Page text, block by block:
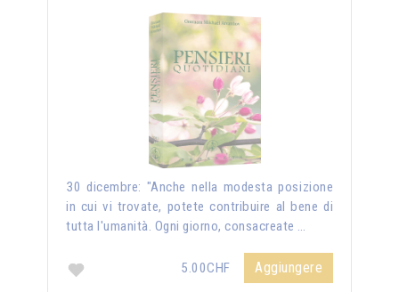
30 dicembre: "Anche nella modesta posizione
in cui vi trovate, potete contribuire al bene di
tutta l'umanità. Ogni giorno, consacreate …
5.00CHF Aggiungere